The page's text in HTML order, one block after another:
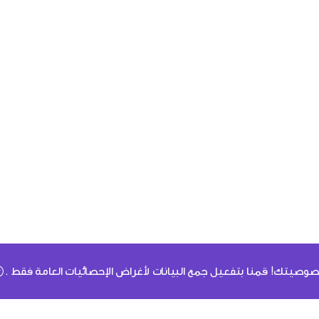
قمنا بتفعيل جمع البيانات لأغراض الإحصائيات العامة فقط .